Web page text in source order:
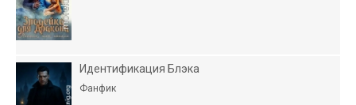
Идентификация Блэка
Фанфик